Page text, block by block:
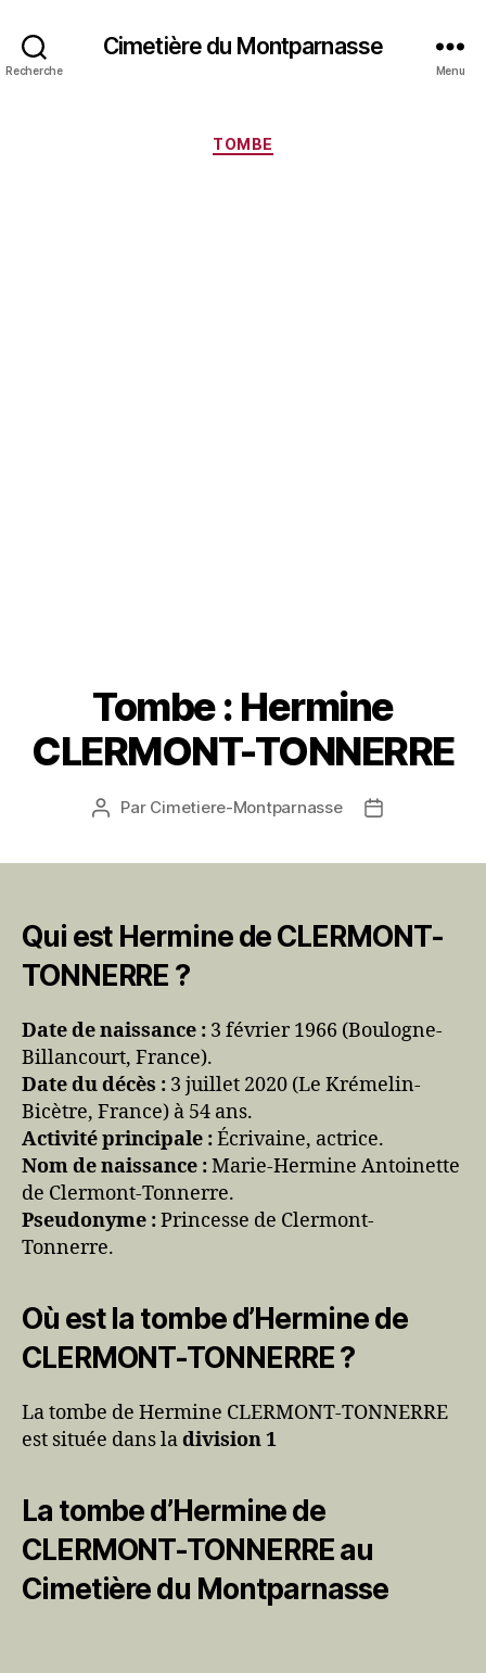
Recherche
Cimetière du Montparnasse
Menu
Catégories
TOMBE
Tombe : Hermine
CLERMONT-TONNERRE
Auteur
Par Cimetiere-Montparnasse
Date
Qui est Hermine de CLERMONT-
TONNERRE ?
Date de naissance : 3 février 1966 (Boulogne-
Billancourt, France).
Date du décès : 3 juillet 2020 (Le Krémelin-
Bicètre, France) à 54 ans.
Activité principale :Écrivaine, actrice.
Nom de naissance :Marie-Hermine Antoinette
de Clermont-Tonnerre.
Pseudonyme :Princesse de Clermont-
Tonnerre.
Où est la tombe d’Hermine de
CLERMONT-TONNERRE ?
La tombe de Hermine CLERMONT-TONNERRE
est située dans ladivision 1
La tombe d’Hermine de
CLERMONT-TONNERRE au
Cimetière du Montparnasse